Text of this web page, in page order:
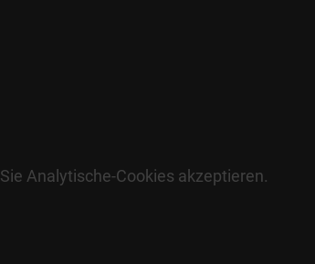
Analytische-Cookies akzeptieren.